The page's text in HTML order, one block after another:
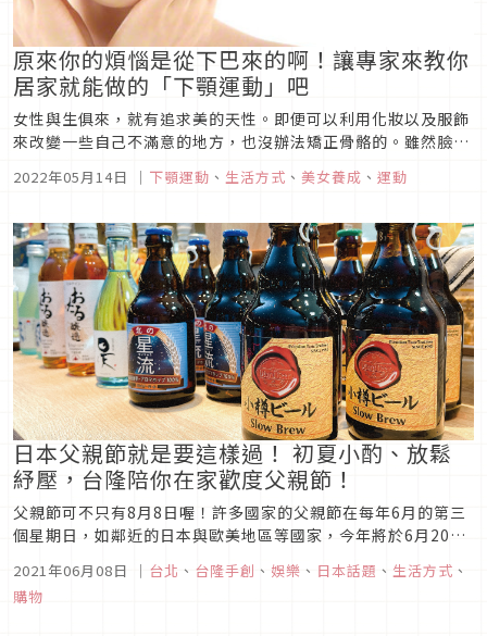
原來你的煩惱是從下巴來的啊！讓專家來教你
居家就能做的「下顎運動」吧
女性與生俱來，就有追求美的天性。即便可以利用化妝以及服飾
來改變一些自己不滿意的地方，也沒辦法矯正骨骼的。雖然臉部
錢又要花時間。如果你正在煩惱的話，我們有好消息啦！讓整顎
可以消除你的臉型煩...
2022年05月14日 ｜ 下顎運動 、 生活方式 、 美女養成 、 運動
日本父親節就是要這樣過！ 初夏小酌、放鬆
紓壓，台隆陪你在家歡度父親節！
父親節可不只有8月8日喔！許多國家的父親節在每年6月的第三
個星期日，如鄰近的日本與歐美地區等國家，今年將於6月20日
苦工作，站在國人前面為我們守住防線，是默默付出的無名英
雄，台隆建議在此時提前感謝爸爸共度父親節！且不論是否在居
2021年06月08日 ｜ 台北 、 台隆手創 、 娛樂 、 日本話題 、 生活方式 、
購物